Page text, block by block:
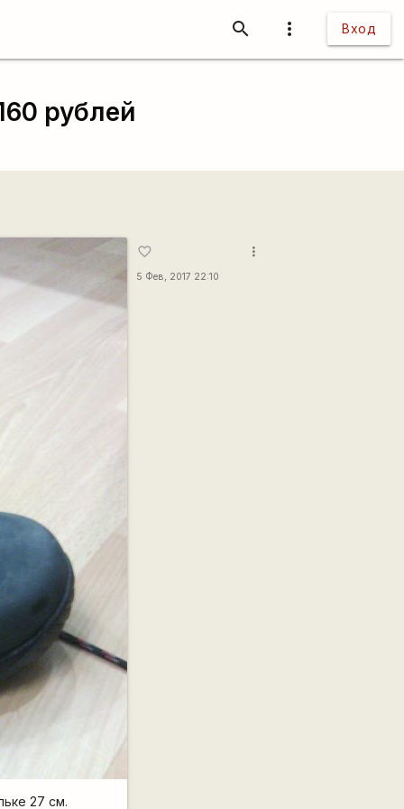
more_vert Вход
search
рублей
27 см.
favorite_border
5 Фев, 2017 22:10
more_vert